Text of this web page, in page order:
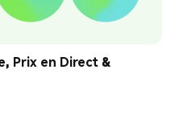
Prix en Direct &